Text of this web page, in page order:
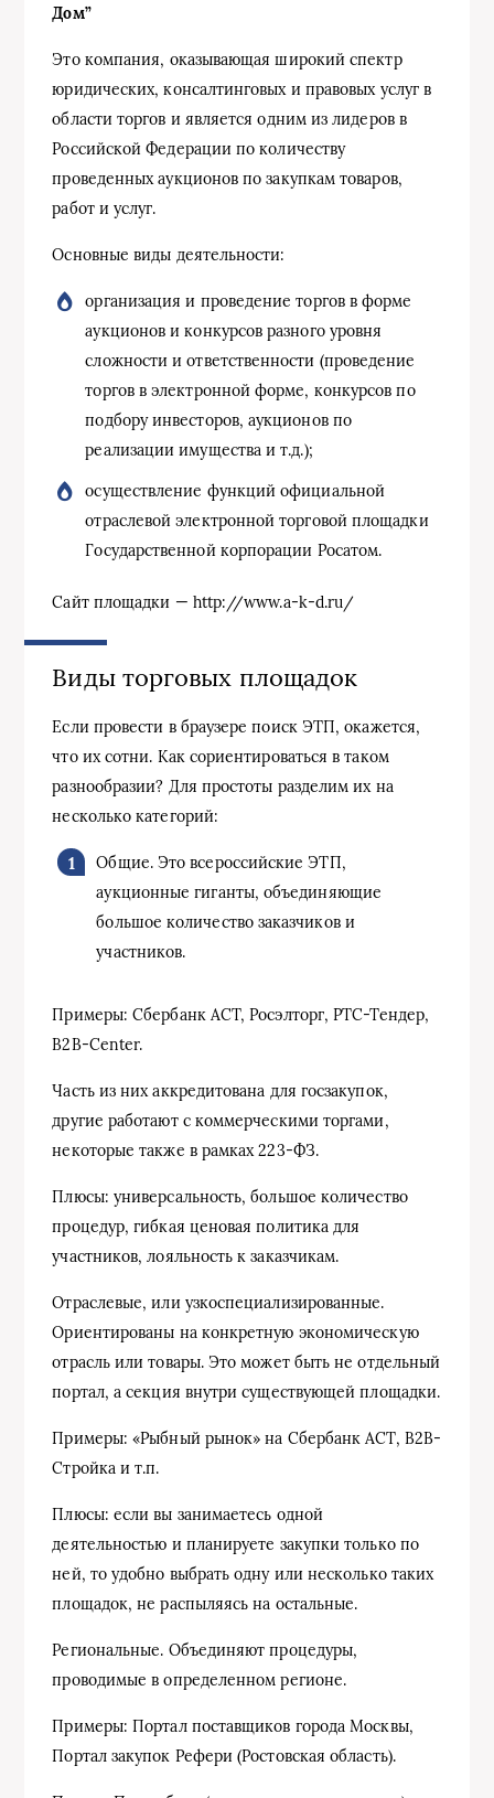
Дом”
Это компания, оказывающая широкий спектр
юридических, консалтинговых и правовых услуг в
области торгов и является одним из лидеров в
Российской Федерации по количеству
проведенных аукционов по закупкам товаров,
работ и услуг.
Основные виды деятельности:
организация и проведение торгов в форме
аукционов и конкурсов разного уровня
сложности и ответственности (проведение
торгов в электронной форме, конкурсов по
подбору инвесторов, аукционов по
реализации имущества и т.д.);
осуществление функций официальной
отраслевой электронной торговой площадки
Государственной корпорации Росатом.
Сайт площадки — http://www.a-k-d.ru/
Виды торговых площадок
Если провести в браузере поиск ЭТП, окажется,
что их сотни. Как сориентироваться в таком
разнообразии? Для простоты разделим их на
несколько категорий:
Общие. Это всероссийские ЭТП,
аукционные гиганты, объединяющие
большое количество заказчиков и
участников.
Примеры: Сбербанк АСТ, Росэлторг, РТС-Тендер,
B2B-Center.
Часть из них аккредитована для госзакупок,
другие работают с коммерческими торгами,
некоторые также в рамках 223-ФЗ.
Плюсы: универсальность, большое количество
процедур, гибкая ценовая политика для
участников, лояльность к заказчикам.
Отраслевые, или узкоспециализированные.
Ориентированы на конкретную экономическую
отрасль или товары. Это может быть не отдельный
портал, а секция внутри существующей площадки.
Примеры: «Рыбный рынок» на Сбербанк АСТ, В2В-
Стройка и т.п.
Плюсы: если вы занимаетесь одной
деятельностью и планируете закупки только по
ней, то удобно выбрать одну или несколько таких
площадок, не распыляясь на остальные.
Региональные. Объединяют процедуры,
проводимые в определенном регионе.
Примеры: Портал поставщиков города Москвы,
Портал закупок Рефери (Ростовская область).